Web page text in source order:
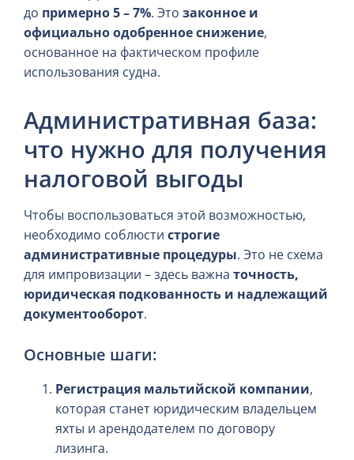
до примерно 5 – 7%. Это законное и
официально одобренное снижение,
основанное на фактическом профиле
использования судна.
Административная база:
что нужно для получения
налоговой выгоды
Чтобы воспользоваться этой возможностью,
необходимо соблюсти строгие
административные процедуры. Это не схема
для импровизации – здесь важна точность,
юридическая подкованность и надлежащий
документооборот.
Основные шаги:
Регистрация мальтийской компании,
которая станет юридическим владельцем
яхты и арендодателем по договору
лизинга.